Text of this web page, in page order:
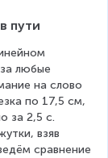
пути
любые
на слово
по 17,5 см,
за 2,5 с.
взяв
сравнение